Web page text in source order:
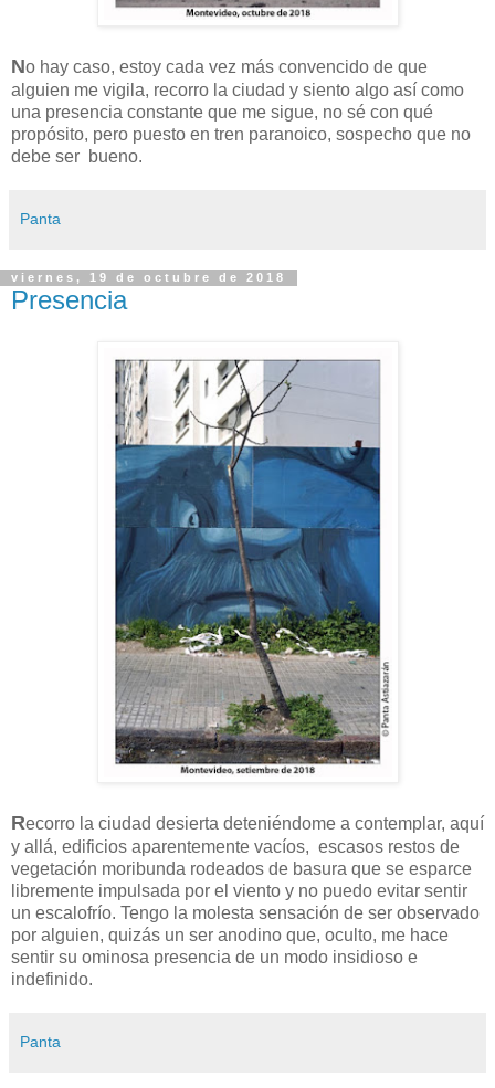
No hay caso, estoy cada vez más convencido de que
alguien me vigila, recorro la ciudad y siento algo así como
una presencia constante que me sigue, no sé con qué
propósito, pero puesto en tren paranoico, sospecho que no
debe ser bueno.
Panta
viernes, 19 de octubre de 2018
Presencia
Recorro la ciudad desierta deteniéndome a contemplar, aquí
y allá, edificios aparentemente vacíos, escasos restos de
vegetación moribunda rodeados de basura que se esparce
libremente impulsada por el viento y no puedo evitar sentir
un escalofrío. Tengo la molesta sensación de ser observado
por alguien, quizás un ser anodino que, oculto, me hace
sentir su ominosa presencia de un modo insidioso e
indefinido.
Panta